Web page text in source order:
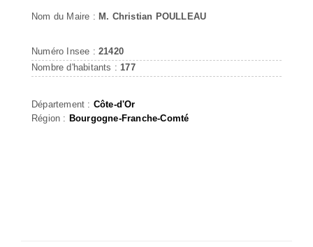
Nom du Maire : M. Christian POULLEAU
Numéro Insee : 21420
Nombre d'habitants : 177
Département : Côte-d'Or
Région : Bourgogne-Franche-Comté